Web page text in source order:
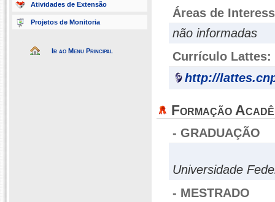
Atividades de Extensão
Projetos de Monitoria
Ir ao Menu Principal
Áreas de
não informadas
Currículo Lattes:
http://
Formação
- GRADUAÇÃO
Universidade
- MESTRADO